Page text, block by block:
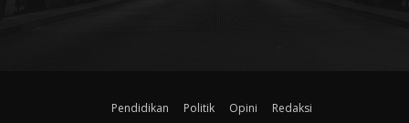
Pendidikan Politik Opini Redaksi